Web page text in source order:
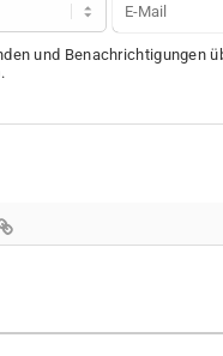
und Benachrichtigungen